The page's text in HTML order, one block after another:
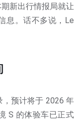
新出行情报局就让
息。话不多说，Le
，预计将于 2026 年
S 的体验车已正式